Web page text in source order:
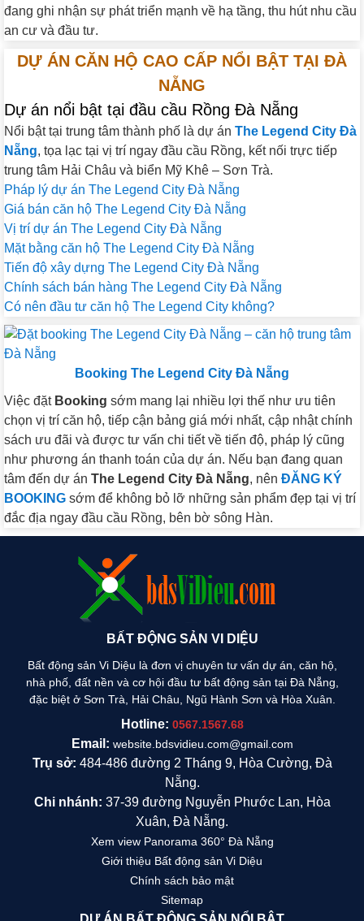
đang ghi nhận sự phát triển mạnh về hạ tầng, thu hút nhu cầu
an cư và đầu tư.
DỰ ÁN CĂN HỘ CAO CẤP NỔI BẬT TẠI ĐÀ
NẴNG
Dự án nổi bật tại đầu cầu Rồng Đà Nẵng
Nổi bật tại trung tâm thành phố là dự án The Legend City Đà
Nẵng, tọa lạc tại vị trí ngay đầu cầu Rồng, kết nối trực tiếp
trung tâm Hải Châu và biển Mỹ Khê – Sơn Trà.
Pháp lý dự án The Legend City Đà Nẵng
Giá bán căn hộ The Legend City Đà Nẵng
Vị trí dự án The Legend City Đà Nẵng
Mặt bằng căn hộ The Legend City Đà Nẵng
Tiến độ xây dựng The Legend City Đà Nẵng
Chính sách bán hàng The Legend City Đà Nẵng
Có nên đầu tư căn hộ The Legend City không?
Booking The Legend City Đà Nẵng
Việc đặt Booking sớm mang lại nhiều lợi thế như ưu tiên
chọn vị trí căn hộ, tiếp cận bảng giá mới nhất, cập nhật chính
sách ưu đãi và được tư vấn chi tiết về tiến độ, pháp lý cũng
như phương án thanh toán của dự án. Nếu bạn đang quan
tâm đến dự án The Legend City Đà Nẵng, nên ĐĂNG KÝ
BOOKING sớm để không bỏ lỡ những sản phẩm đẹp tại vị trí
đắc địa ngay đầu cầu Rồng, bên bờ sông Hàn.
BẤT ĐỘNG SẢN VI DIỆU
Bất động sản Vi Diệu là đơn vị chuyên tư vấn dự án, căn hộ,
nhà phố, đất nền và cơ hội đầu tư bất động sản tại Đà Nẵng,
đặc biệt ở Sơn Trà, Hải Châu, Ngũ Hành Sơn và Hòa Xuân.
Hotline: 0567.1567.68
Email: website.bdsvidieu.com@gmail.com
Trụ sở: 484-486 đường 2 Tháng 9, Hòa Cường, Đà
Nẵng.
Chi nhánh: 37-39 đường Nguyễn Phước Lan, Hòa
Xuân, Đà Nẵng.
Xem view Panorama 360° Đà Nẵng
Giới thiệu Bất động sản Vi Diệu
Chính sách bảo mật
Sitemap